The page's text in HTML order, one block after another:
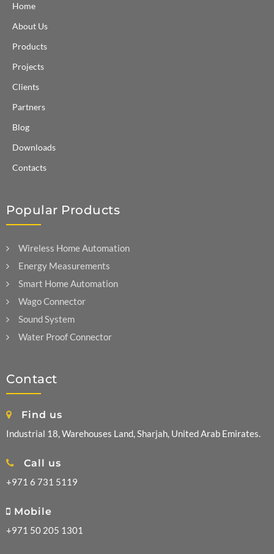
Home
About Us
Products
Projects
Clients
Partners
Blog
Downloads
Contacts
Popular Products
Wireless Home Automation
Energy Measurements
Smart Home Automation
Wago Connector
Sound System
Water Proof Connector
Contact
Find us
Industrial 18, Warehouses Land, Sharjah, United Arab Emirates.
Call us
+971 6 731 5119
Mobile
+971 50 205 1301